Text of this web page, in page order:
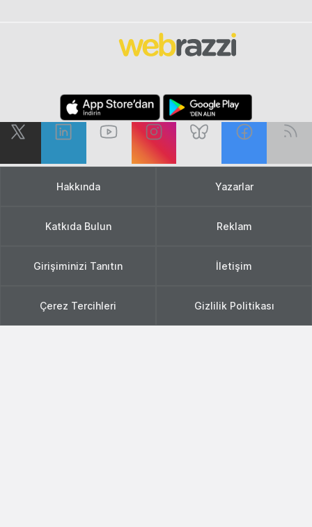
Hakkında Yazarlar
Katkıda Bulun Reklam
Girişiminizi Tanıtın İletişim
Çerez Tercihleri Gizlilik Politikası